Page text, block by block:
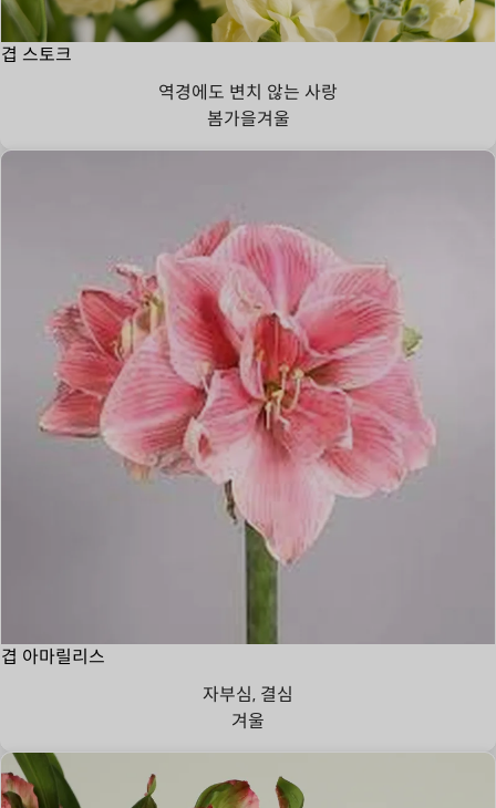
겹 스토크
역경에도 변치 않는 사랑
봄가을겨울
겹 아마릴리스
자부심, 결심
겨울